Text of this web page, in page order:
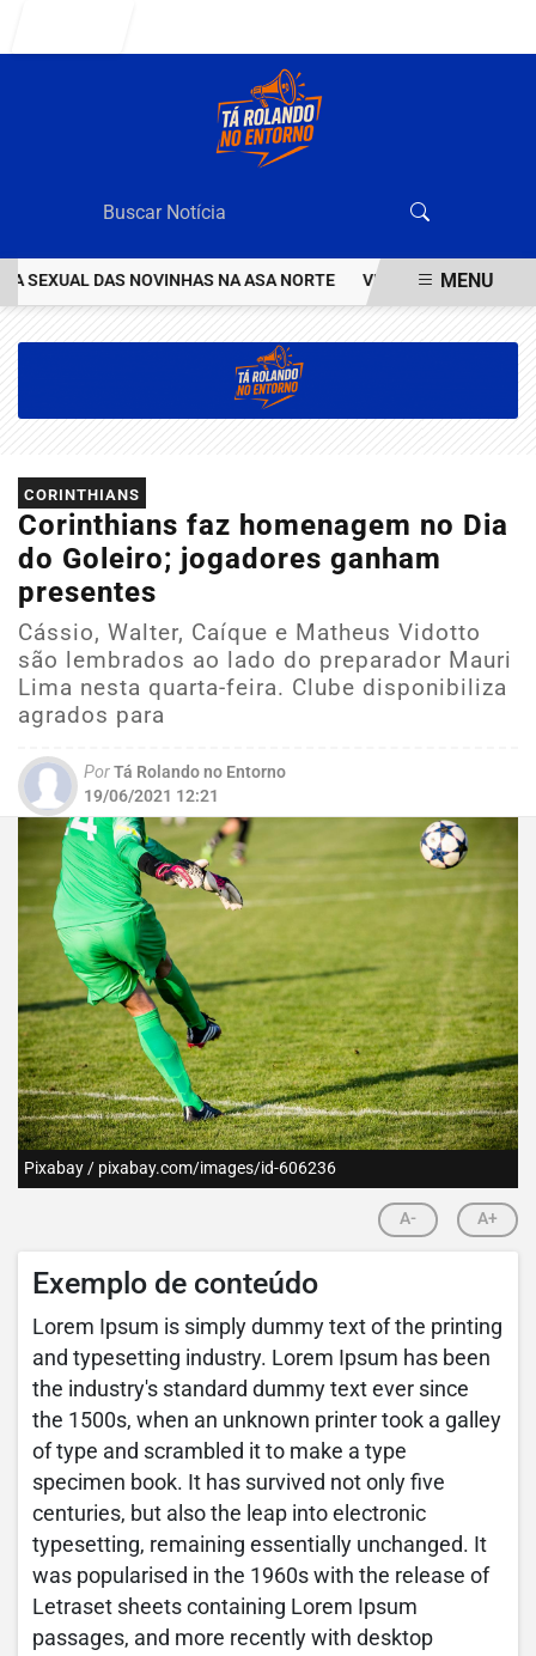
DAS NOVINHAS NA ASA NORTE VEJA QUEM ÉOMENU
CORINTHIANS
Corinthians faz homenagem no Dia
do Goleiro; jogadores ganham
presentes
Cássio, Walter, Caíque e Matheus Vidotto
são lembrados ao lado do preparador Mauri
Lima nesta quarta-feira. Clube disponibiliza
agrados para
PorTá Rolando no Entorno
19/06/2021 12:21
Pixabay / pixabay.com/images/id-606236
A- A+
Exemplo de conteúdo
Lorem Ipsum is simply dummy text of the printing
and typesetting industry. Lorem Ipsum has been
the industry's standard dummy text ever since
the 1500s, when an unknown printer took a galley
of type and scrambled it to make a type
specimen book. It has survived not only five
centuries, but also the leap into electronic
typesetting, remaining essentially unchanged. It
was popularised in the 1960s with the release of
Letraset sheets containing Lorem Ipsum
passages, and more recently with desktop